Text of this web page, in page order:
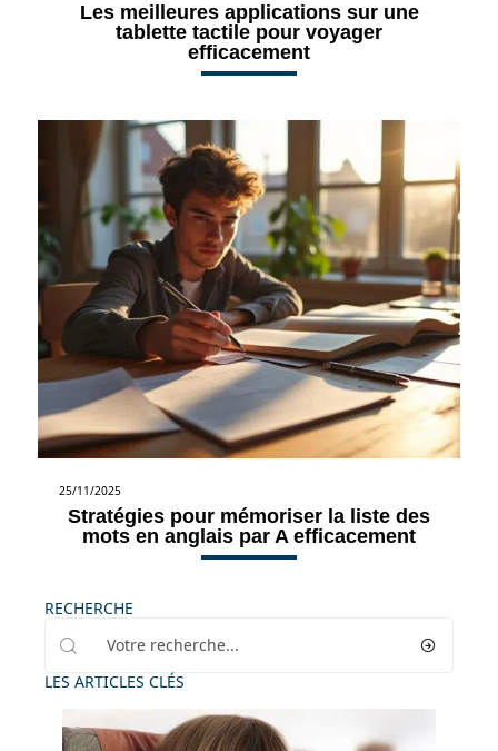
Les meilleures applications sur une
tablette tactile pour voyager
efficacement
25/11/2025
Stratégies pour mémoriser la liste des
mots en anglais par A efficacement
RECHERCHE
LES ARTICLES CLÉS